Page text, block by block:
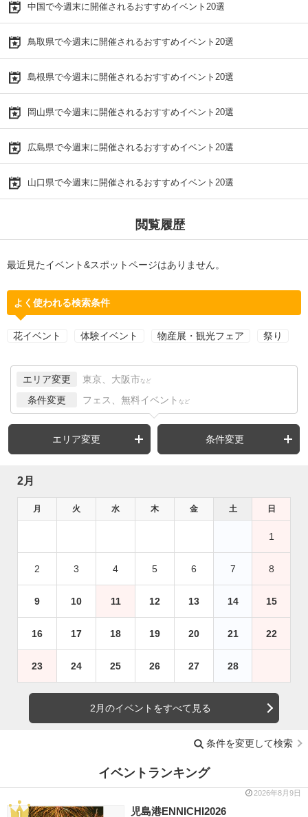
中国で今週末に開催されるおすすめイベント20選
鳥取県で今週末に開催されるおすすめイベント20選
島根県で今週末に開催されるおすすめイベント20選
岡山県で今週末に開催されるおすすめイベント20選
広島県で今週末に開催されるおすすめイベント20選
山口県で今週末に開催されるおすすめイベント20選
閲覧履歴
最近見たイベント&スポットページはありません。
よく使われる検索条件
花イベント 体験イベント 物産展・観光フェア 祭り
エリア変更 東京、大阪市 など
条件変更 フェス、無料イベント など
エリア変更 条件変更
2月
月 火 水 木 金 土 日
1
2 3 4 5 6 7 8
9 10 11 12 13 14 15
16 17 18 19 20 21 22
23 24 25 26 27 28
2月のイベントをすべて見る
条件を変更して検索
イベントランキング
2026年8月9日
児島港ENNICHI2026